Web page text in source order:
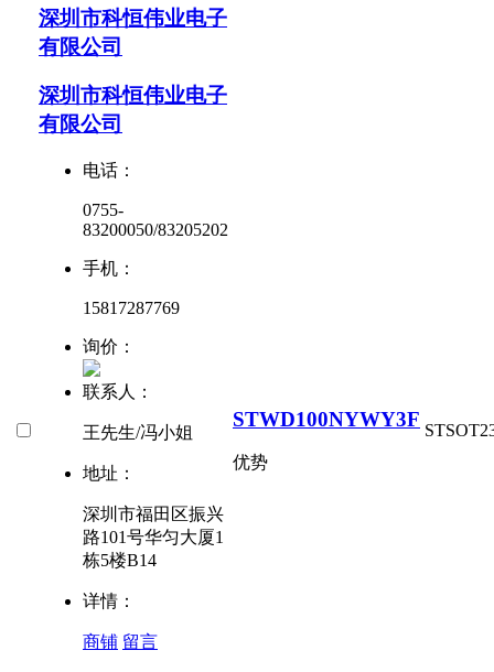
深圳市科恒伟业电子
有限公司
深圳市科恒伟业电子
有限公司
电话：
0755-
83200050/83205202
手机：
15817287769
询价：
联系人：
王先生/冯小姐
地址：
深圳市福田区振兴
路101号华匀大厦1
栋5楼B14
详情：
商铺 留言
STWD100NYWY3F
优势
ST